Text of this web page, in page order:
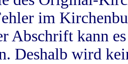
im
Abschrift kann
Deshalb wird